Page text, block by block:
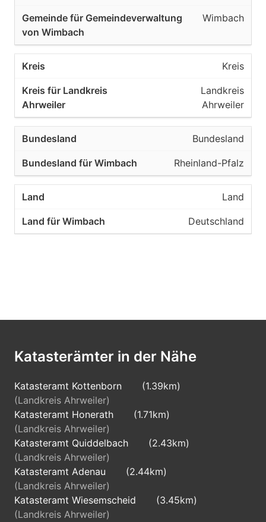
Wimbach
Kreis
Landkreis
Ahrweiler
Bundesland
Rheinland-Pfalz
Land
Deutschland
Katasterämter in der Nähe
Katasteramt Kottenborn
(1.39km)
(Landkreis Ahrweiler)
Katasteramt Honerath
(1.71km)
(Landkreis Ahrweiler)
Katasteramt Quiddelbach
(2.43km)
(Landkreis Ahrweiler)
Katasteramt Adenau
(2.44km)
(Landkreis Ahrweiler)
Katasteramt Wiesemscheid
(3.45km)
(Landkreis Ahrweiler)